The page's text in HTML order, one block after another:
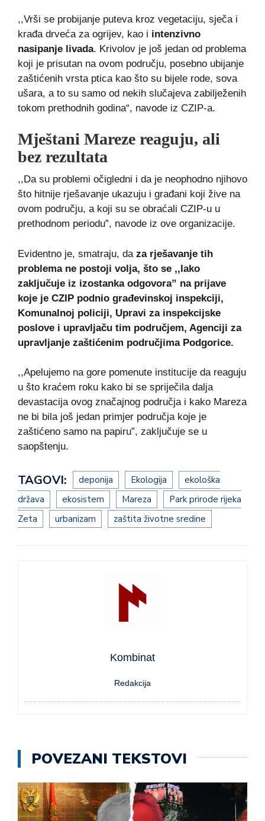
,,Vrši se probijanje puteva kroz vegetaciju, sječa i
krađa drveća za ogrijev, kao i intenzivno
nasipanje livada. Krivolov je još jedan od problema
koji je prisutan na ovom području, posebno ubijanje
zaštićenih vrsta ptica kao što su bijele rode, sova
ušara, a to su samo od nekih slučajeva zabilježenih
tokom prethodnih godina“, navode iz CZIP-a.
Mještani Mareze reaguju, ali
bez rezultata
,,Da su problemi očigledni i da je neophodno njihovo
što hitnije rješavanje ukazuju i građani koji žive na
ovom području, a koji su se obraćali CZIP-u u
prethodnom periodu”, navode iz ove organizacije.
Evidentno je, smatraju, da za rješavanje tih
problema ne postoji volja, što se ,,lako
zaključuje iz izostanka odgovora” na prijave
koje je CZIP podnio građevinskoj inspekciji,
Komunalnoj policiji, Upravi za inspekcijske
poslove i upravljaču tim područjem, Agenciji za
upravljanje zaštićenim područjima Podgorice.
,,Apelujemo na gore pomenute institucije da reaguju
u što kraćem roku kako bi se spriječila dalja
devastacija ovog značajnog područja i kako Mareza
ne bi bila još jedan primjer područja koje je
zaštićeno samo na papiru”, zaključuje se u
saopštenju.
TAGOVI: deponija Ekologija
ekološka
država
ekosistem Mareza
Park prirode rijeka
Zeta
urbanizam zaštita životne sredine
Kombinat
Redakcija
POVEZANI TEKSTOVI